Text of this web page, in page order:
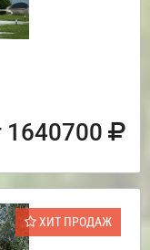
1640700
ХИТ ПРОДАЖ